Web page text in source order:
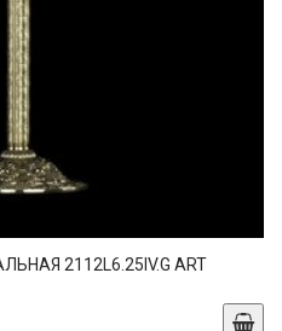
2112L6.25IV.G ART